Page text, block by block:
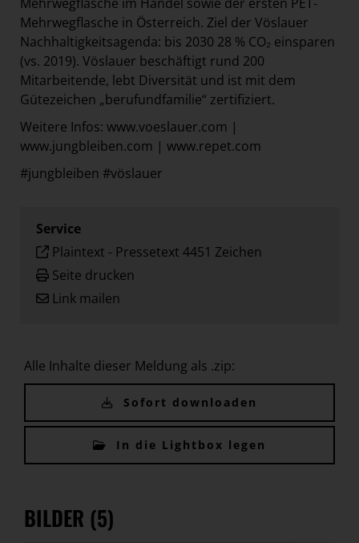
Mehrwegflasche in Österreich. Ziel der Vöslauer
Nachhaltigkeitsagenda: bis 2030 28 % CO₂ einsparen
(vs. 2019). Vöslauer beschäftigt rund 200
Mitarbeitende, lebt Diversität und ist mit dem
Gütezeichen „berufundfamilie“ zertifiziert.
Weitere Infos: www.voeslauer.com |
www.jungbleiben.com | www.repet.com
#jungbleiben #vöslauer
Service
Plaintext - Pressetext 4451 Zeichen
Seite drucken
Link mailen
Alle Inhalte dieser Meldung als .zip:
Sofort downloaden
In die Lightbox legen
BILDER (5)